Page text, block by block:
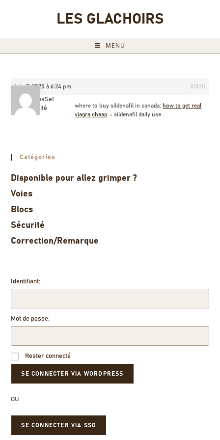
LES GLACHOIRS
MENU
juin 7, 2025 à 6:24 pm #1820
JameseaSef
Invité
where to buy sildenafil in canada: how to get real
viagra cheap – sildenafil daily use
Catégories
Disponible pour allez grimper ?
Voies
Blocs
Sécurité
Correction/Remarque
Identifiant:
Mot de passe:
Rester connecté
OU
SE CONNECTER VIA SSO